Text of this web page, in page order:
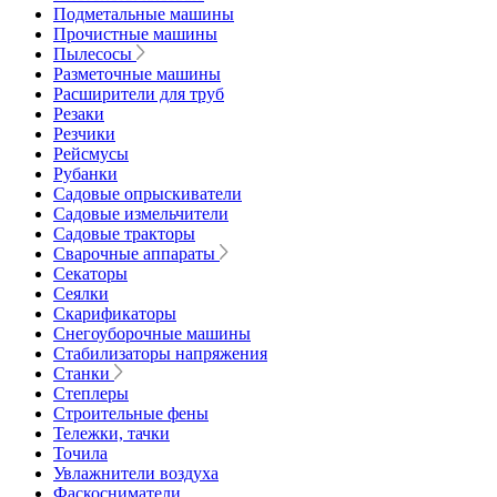
Подметальные машины
Прочистные машины
Пылесосы
Разметочные машины
Расширители для труб
Резаки
Резчики
Рейсмусы
Рубанки
Садовые опрыскиватели
Садовые измельчители
Садовые тракторы
Сварочные аппараты
Секаторы
Сеялки
Скарификаторы
Снегоуборочные машины
Стабилизаторы напряжения
Станки
Степлеры
Строительные фены
Тележки, тачки
Точила
Увлажнители воздуха
Фаскосниматели